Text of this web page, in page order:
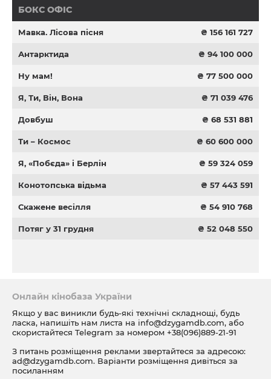
БОКС ОФІС
Мавка. Лісова пісня ₴ 156 161 727
Антарктида ₴ 94 100 000
Ну мам! ₴ 77 500 000
Я, Ти, Він, Вона ₴ 71 039 476
Довбуш ₴ 68 531 881
Ти – Космос ₴ 60 600 000
Я, «Побєда» і Берлін ₴ 59 324 059
Конотопська відьма ₴ 57 443 591
Скажене весілля ₴ 54 910 768
Потяг у 31 грудня ₴ 52 048 550
Онлайн кінобаза України
Якщо у вас виникли будь-які технічні складнощі, будь
ласка, напишіть нам листа на info@dzygamdb.com, або
скористайтеся Telegram за номером +38(096)889-21-91
З питань розміщення реклами звертайтеся за адресою:
ad@dzygamdb.com. Варіанти розміщення дивіться за
посиланням